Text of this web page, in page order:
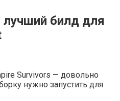
лучший билд для
Survivors — довольно
нужно запустить для